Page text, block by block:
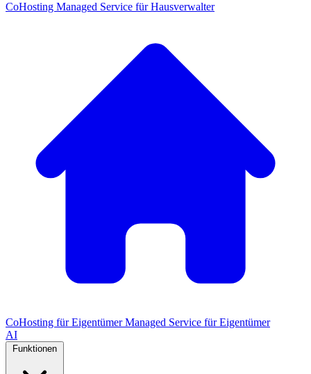
CoHosting Managed Service für Hausverwalter
CoHosting für EigentümerManaged Service für Eigentümer
AI